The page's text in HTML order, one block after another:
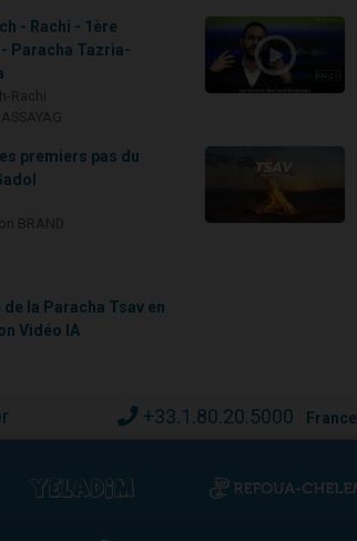
- Rachi - 1ère
Paracha Tazria-
premiers pas du
de la Paracha Tsav en
Vidéo IA
+33.1.80.20.5000 France